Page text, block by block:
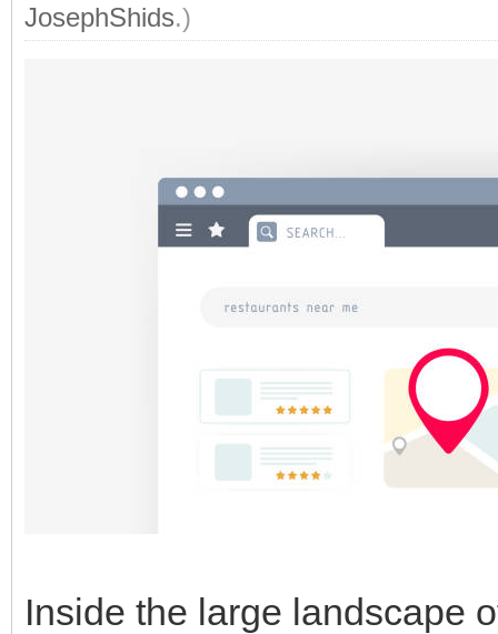
JosephShids.)
Inside the large landscape